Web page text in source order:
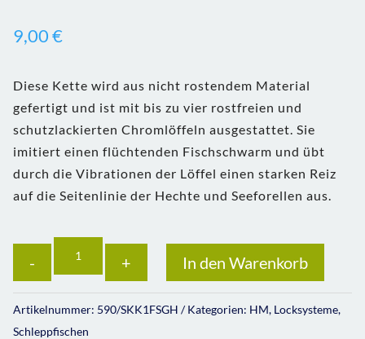
9,00€
Diese Kette wird aus nicht rostendem Material
gefertigt und ist mit bis zu vier rostfreien und
schutzlackierten Chromlöffeln ausgestattet. Sie
imitiert einen flüchtenden Fischschwarm und übt
durch die Vibrationen der Löffel einen starken Reiz
auf die Seitenlinie der Hechte und Seeforellen aus.
Anzahl
In den Warenkorb
Artikelnummer: 590/SKK1FSGH Kategorien: HM, Locksysteme,
Schleppfischen